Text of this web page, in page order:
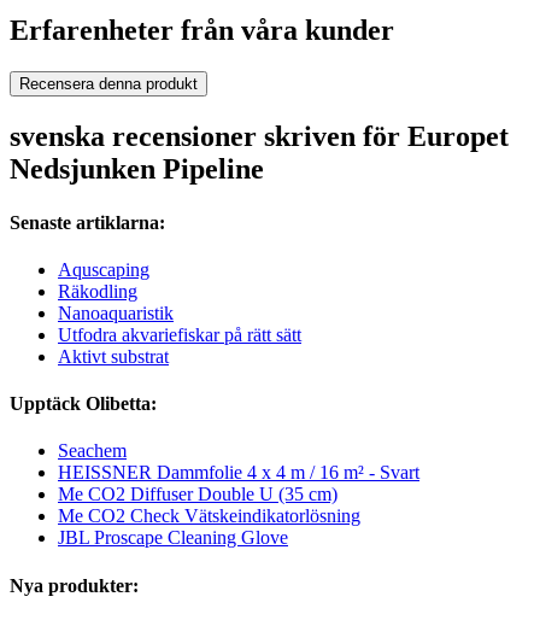
Erfarenheter från våra kunder
Recensera denna produkt
svenska recensioner skriven för Europet
Nedsjunken Pipeline
Senaste artiklarna:
Aquscaping
Räkodling
Nanoaquaristik
Utfodra akvariefiskar på rätt sätt
Aktivt substrat
Upptäck Olibetta:
Seachem
HEISSNER Dammfolie 4 x 4 m / 16 m² - Svart
Me CO2 Diffuser Double U (35 cm)
Me CO2 Check Vätskeindikatorlösning
JBL Proscape Cleaning Glove
Nya produkter: